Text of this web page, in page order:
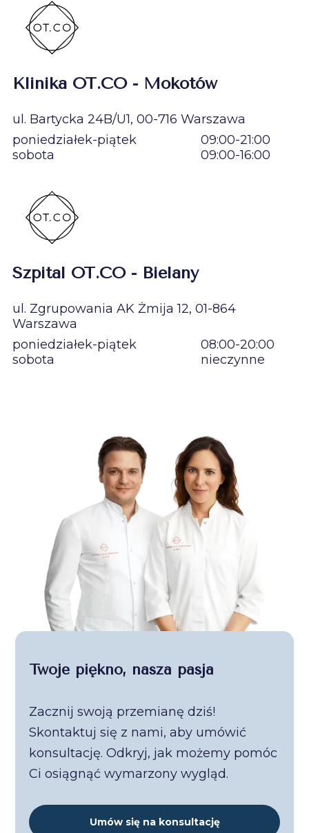
Klinika OT.CO - Mokotów
ul. Bartycka 24B/U1, 00-716 Warszawa
poniedziałek-piątek
09:00-21:00
sobota
09:00-16:00
Szpital OT.CO - Bielany
ul. Zgrupowania AK Żmija 12, 01-864
Warszawa
poniedziałek-piątek
08:00-20:00
sobota
nieczynne
Twoje piękno, nasza pasja
Zacznij swoją przemianę dziś!
Skontaktuj się z nami, aby umówić
konsultację. Odkryj, jak możemy pomóc
Ci osiągnąć wymarzony wygląd.
Umów się na konsultację